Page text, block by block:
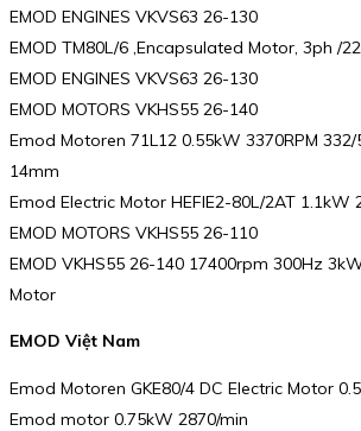
EMOD ENGINES VKVS63 26-130
EMOD TM80L/6 ,Encapsulated Motor, 3ph /
EMOD ENGINES VKVS63 26-130
EMOD MOTORS VKHS55 26-140
Emod Motoren 71L12 0.55kW 3370RPM 332/
14mm
Emod Electric Motor HEFIE2-80L/2AT 1.1kW
EMOD MOTORS VKHS55 26-110
EMOD VKHS55 26-140 17400rpm 300Hz
Motor
EMOD Việt Nam
Emod Motoren GKE80/4 DC Electric Motor
Emod motor 0.75kW 2870/min